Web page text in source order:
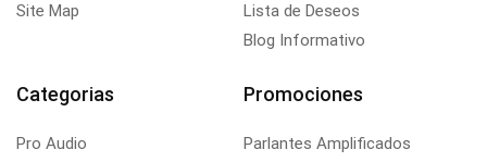
Site Map
Lista de Deseos
Blog Informativo
Categorias
Pro Audio
Promociones
Parlantes Amplificados